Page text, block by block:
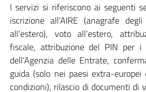
I servizi si riferiscono ai seguenti
iscrizione all’AIRE (anagrafe
all’estero), voto all’estero,
fiscale, attribuzione del PIN per i
dell’Agenzia delle Entrate,
guida (solo nei paesi extra-
condizioni), rilascio di documenti di